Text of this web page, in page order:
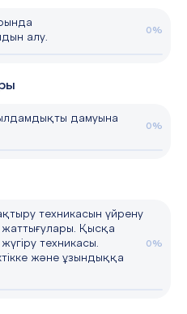
алу.
0%
дамуына
0%
техникасын үйрену
жаттығулары. Қысқа
техникасы.
және ұзындыққа
0%